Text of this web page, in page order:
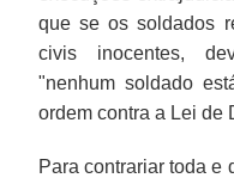
que se os soldados
civis inocentes,
"nenhum soldado
ordem contra a Lei de
Para contrariar toda e